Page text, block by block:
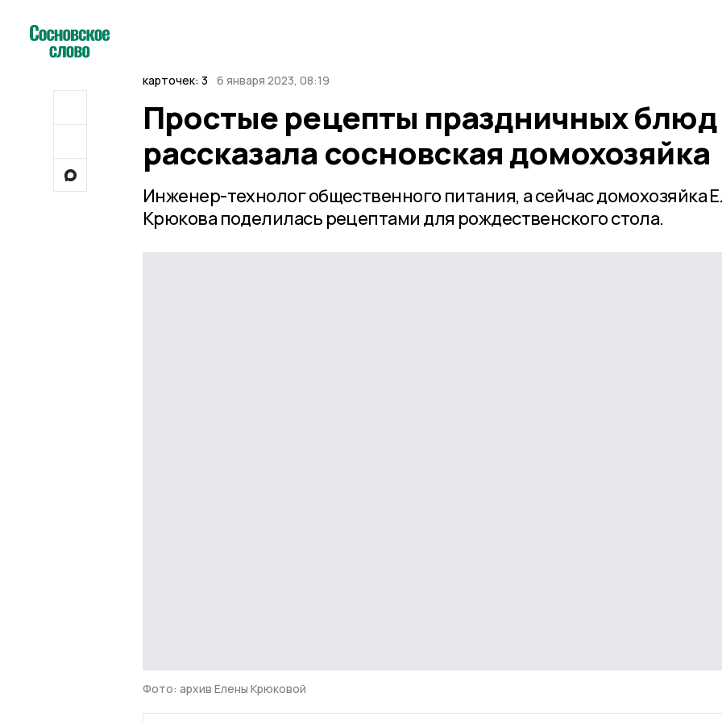
карточек: 3 6 января 2023, 08:19
Простые рецепты праздничных блюд
рассказала сосновская домохозяйка
Инженер-технолог общественного питания, а сейчас домохозяйка
Крюкова поделилась рецептами для рождественского стола.
Фото: архив Елены Крюковой